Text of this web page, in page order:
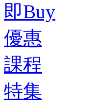
即Buy
優惠
課程
特集